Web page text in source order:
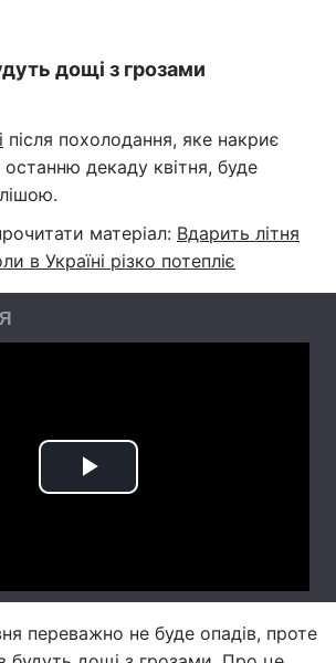
дощі з грозами
після похолодання, яке накриє
декаду квітня, буде
матеріал: Вдарить літня
в Україні різко потепліє
переважно не буде опадів, проте